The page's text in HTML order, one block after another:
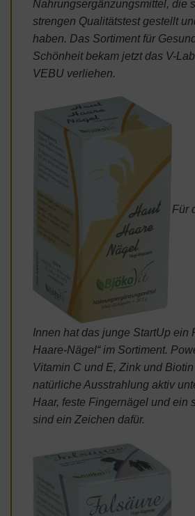
Nahrungsergänzungsmittel, die
strengen Qualitätstest gestellt
haben. Das Sortiment für
Schönheit bekam jetzt das V-
VEBU verliehen.
Für
Innen hat das junge StartUp ein
Haare-Nägel“ im Sortiment.
Vitamin C und E, Zink und
natürliche Ausstrahlung aktiv
Haar, feste Fingernägel und ein
sind ein Zeichen dafür.